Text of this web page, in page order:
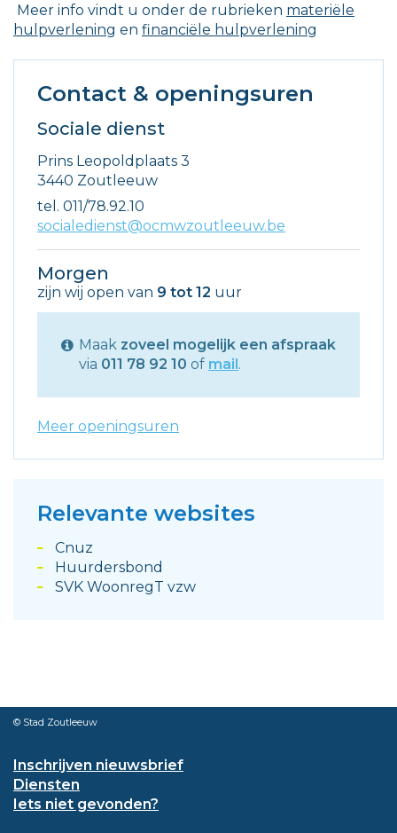
Meer info vindt u onder de rubrieken materiële
hulpverlening en financiële hulpverlening
Contact & openingsuren
Sociale dienst
Adres
Prins Leopoldplaats 3
,
3440 Zoutleeuw
tel. 011/78.92.10
E-
socialedienst@ocmwzoutleeuw.be
Morgen
zijn wij open van 9 tot 12 uur
Maak zoveel mogelijk een afspraak
via 011 78 92 10 of mail.
Meer openingsuren
Relevante websites
Cnuz
Huurdersbond
SVK WoonregT vzw
© Stad Zoutleeuw
Inschrijven nieuwsbrief
Diensten
Iets niet gevonden?